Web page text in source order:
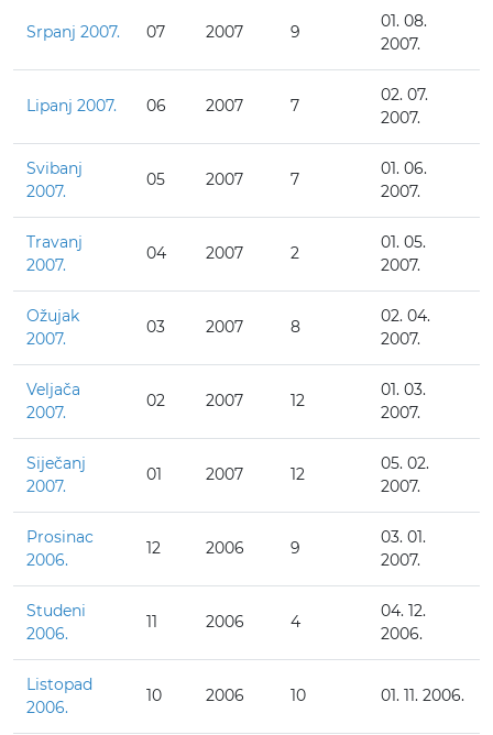
Srpanj 2007. 07 2007 9
01. 08.
2007.
Lipanj 2007. 06 2007 7
02. 07.
2007.
Svibanj
2007.
05 2007 7
01. 06.
2007.
Travanj
2007.
04 2007 2
01. 05.
2007.
Ožujak
2007.
03 2007 8
02. 04.
2007.
Veljača
2007.
02 2007 12
01. 03.
2007.
Siječanj
2007.
01 2007 12
05. 02.
2007.
Prosinac
2006.
12 2006 9
03. 01.
2007.
Studeni
2006.
11 2006 4
04. 12.
2006.
Listopad
2006.
10 2006 10 01. 11. 2006.